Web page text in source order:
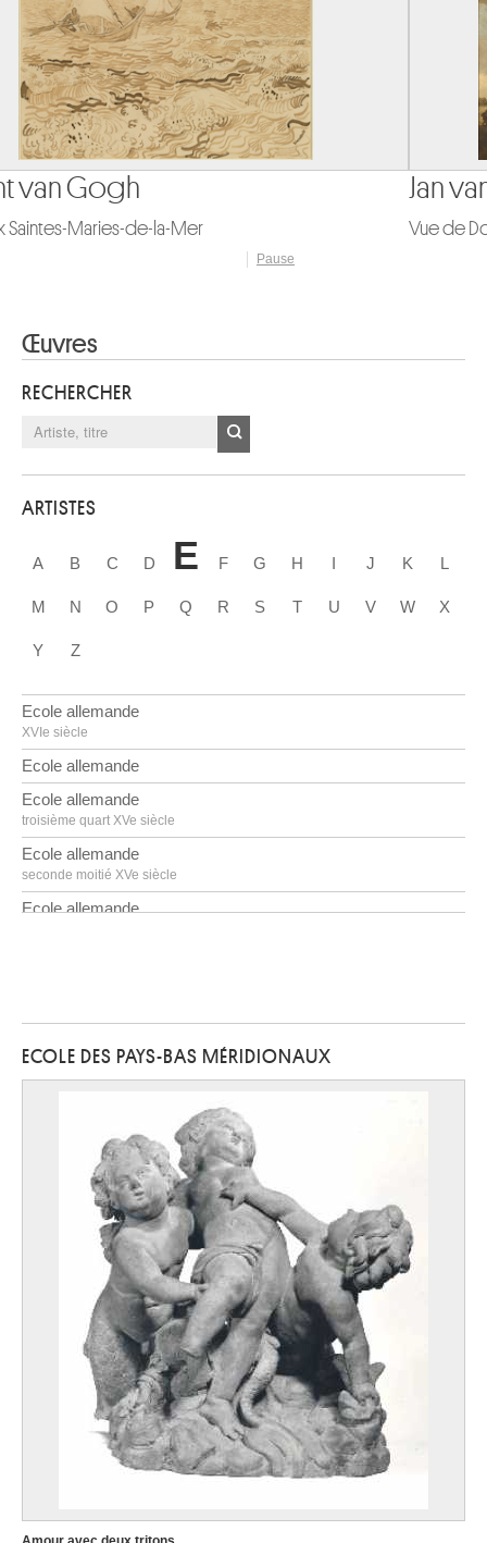
Jan van Goyen
Vue de Dordrecht depuis la Dordtse Kil
Pause
Œuvres
RECHERCHER
ARTISTES
A B C D E F G H I J K L
M N O P Q R S T U V W X
Y Z
Ecole allemande
XVIe siècle
Ecole allemande
Ecole allemande
troisième quart XVe siècle
Ecole allemande
seconde moitié XVe siècle
Ecole allemande
quatrième quart XVIe siècle
Ecole allemande, Allemagne méridionale
seconde moitié XVe siècle
Ecole allemande, Rhin Moyen
première moitié XVe siècle
Ecole anglaise
Ecole anglaise
XVIIe siècle
Ecole autrichienne
quatrième quart XVIIIe siècle
Ecole autrichienne
premier quart XVIIIe siècle
ECOLE DES PAYS-BAS MÉRIDIONAUX